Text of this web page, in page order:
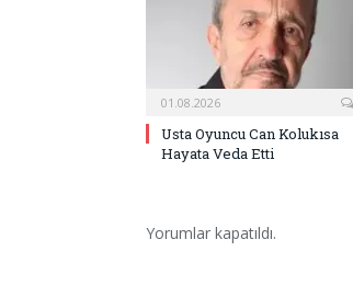
01.08.2026
Usta Oyuncu Can Kolukısa
Hayata Veda Etti
Yorumlar kapatıldı.